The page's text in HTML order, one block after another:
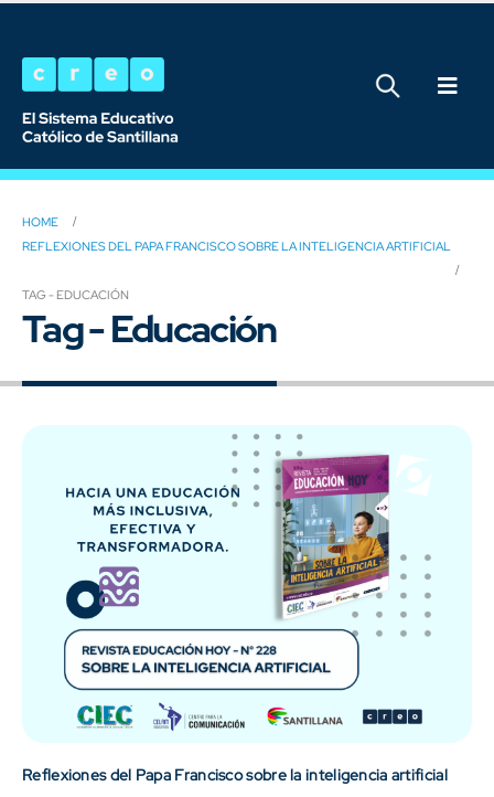
HOME
REFLEXIONES DEL PAPA FRANCISCO SOBRE LA INTELIGENCIA ARTIFICIAL
TAG - EDUCACIÓN
Tag - Educación
Reflexiones del Papa Francisco sobre la inteligencia artificial